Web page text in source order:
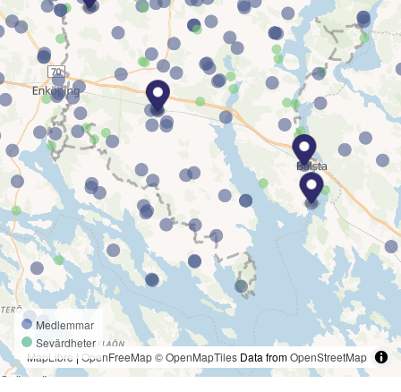
Medlemmar
Sevärdheter
MapLibre | OpenFreeMap© OpenMapTiles Data fromOpenStreetMap